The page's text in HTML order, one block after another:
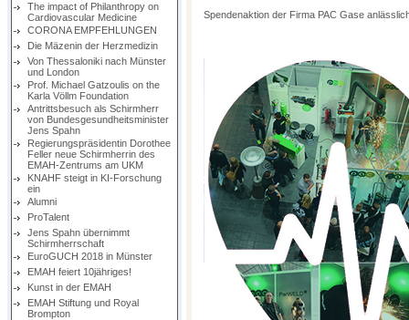
The impact of Philanthropy on
Cardiovascular Medicine
CORONA EMPFEHLUNGEN
Die Mäzenin der Herzmedizin
Von Thessaloniki nach Münster
und London
Prof. Michael Gatzoulis on the
Karla Völlm Foundation
Antrittsbesuch als Schirmherr
von Bundesgesundheitsminister
Jens Spahn
Regierungspräsidentin Dorothee
Feller neue Schirmherrin des
EMAH-Zentrums am UKM
KNAHF steigt in KI-Forschung
ein
Alumni
ProTalent
Jens Spahn übernimmt
Schirmherrschaft
EuroGUCH 2018 in Münster
EMAH feiert 10jähriges!
Kunst in der EMAH
EMAH Stiftung und Royal
Brompton
Spendenaktion der Firma PAC Gase